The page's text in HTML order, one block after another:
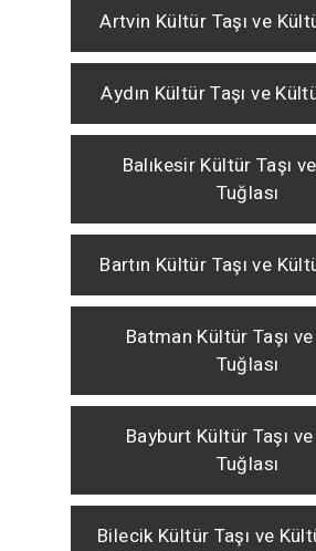
Artvin Kültür Taşı ve
Aydın Kültür Taşı ve
Balıkesir Kültür Taşı
Tuğlası
Bartın Kültür Taşı ve
Batman Kültür Taşı
Tuğlası
Bayburt Kültür Taşı
Tuğlası
Bilecik Kültür Taşı ve